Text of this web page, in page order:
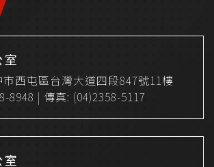
市西屯區台灣大道四段847號11樓
8948 | 傳真: (04)2358-5117